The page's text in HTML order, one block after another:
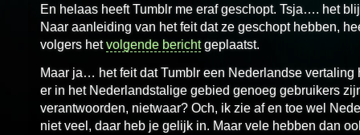
En helaas heeft Tumblr me eraf geschopt. Tsja…. het
Naar aanleiding van het feit dat ze geschopt hebben,
volgers hetvolgende berichtgeplaatst.
Maar ja… het feit dat Tumblr een Nederlandse vertaling
er in het Nederlandstalige gebied genoeg gebruikers
verantwoorden, nietwaar? Och, ik zie af en toe wel
niet veel, daar heb je gelijk in. Maar vele hebben dan